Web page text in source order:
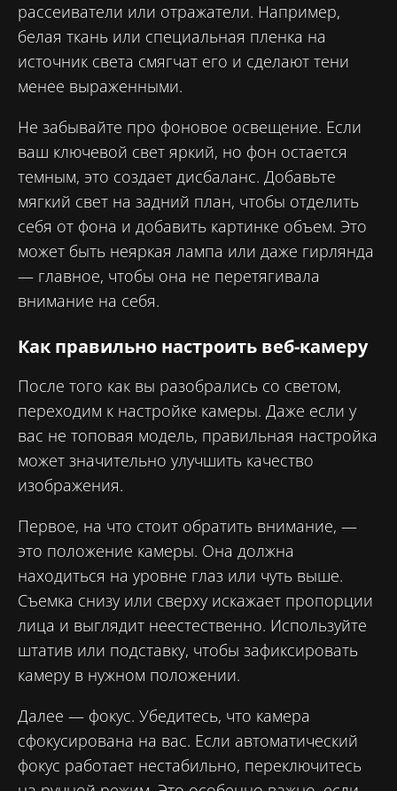
рассеиватели или отражатели. Например,
белая ткань или специальная пленка на
источник света смягчат его и сделают тени
менее выраженными.
Не забывайте про фоновое освещение. Если
ваш ключевой свет яркий, но фон остается
темным, это создает дисбаланс. Добавьте
мягкий свет на задний план, чтобы отделить
себя от фона и добавить картинке объем. Это
может быть неяркая лампа или даже гирлянда
— главное, чтобы она не перетягивала
внимание на себя.
Как правильно настроить веб-камеру
После того как вы разобрались со светом,
переходим к настройке камеры. Даже если у
вас не топовая модель, правильная настройка
может значительно улучшить качество
изображения.
Первое, на что стоит обратить внимание, —
это положение камеры. Она должна
находиться на уровне глаз или чуть выше.
Съемка снизу или сверху искажает пропорции
лица и выглядит неестественно. Используйте
штатив или подставку, чтобы зафиксировать
камеру в нужном положении.
Далее — фокус. Убедитесь, что камера
сфокусирована на вас. Если автоматический
фокус работает нестабильно, переключитесь